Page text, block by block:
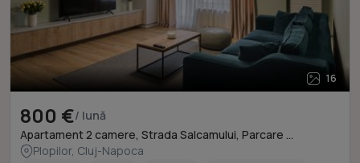
16
800 €/ lună
Apartament 2 camere, Strada Salcamului, Parcare ...
Plopilor, Cluj-Napoca